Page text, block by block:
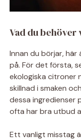
Vad du behöver
Innan du börjar,
på. För det första,
ekologiska citroner
skillnad i smaken
dessa ingredienser
ofta har bra utbud
Ett vanligt misstag